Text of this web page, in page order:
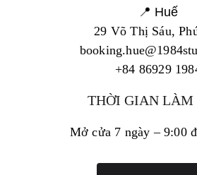
📍 Huế
29 Võ Thị Sáu,
+84 86929
THỜI GIAN LÀM
Mở cửa 7 ngày – 9:00